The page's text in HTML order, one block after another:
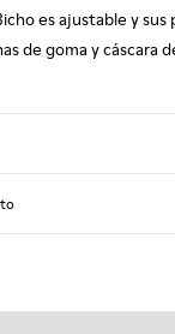
es ajustable y sus
de goma y cáscara
han fabricado con